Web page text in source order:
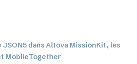
JSON5 dans Altova MissionKit, les
MobileTogether